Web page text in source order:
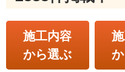
施工内容
から選ぶ